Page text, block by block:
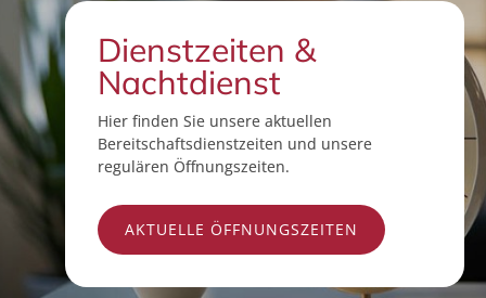
Dienstzeiten &
Nachtdienst
Hier finden Sie unsere aktuellen
Bereitschaftsdienstzeiten und unsere
regulären Öffnungszeiten.
AKTUELLE ÖFFNUNGSZEITEN